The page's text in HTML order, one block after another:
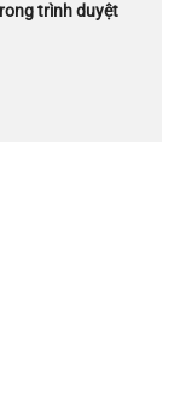
trình duyệt